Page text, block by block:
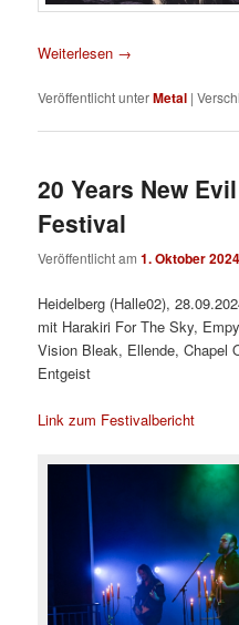
Weiterlesen →
Veröffentlicht unterMetal |
20 Years New
Festival
Veröffentlicht am1. Oktober 2024
Heidelberg (Halle02),
mit Harakiri For The Sky,
Vision Bleak, Ellende, Chapel
Entgeist
Link zum Festivalbericht